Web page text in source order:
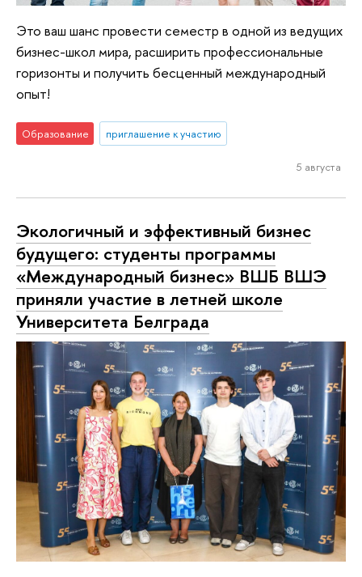
Это ваш шанс провести семестр в одной из ведущих
бизнес-школ мира, расширить профессиональные
горизонты и получить бесценный международный
опыт!
Образование приглашение к участию
5 августа
Экологичный и эффективный бизнес
будущего: студенты программы
«Международный бизнес» ВШБ ВШЭ
приняли участие в летней школе
Университета Белграда